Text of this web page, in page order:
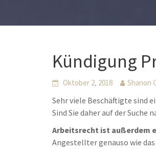
Kündigung
Oktober 2, 2018 Shanon
Sehr viele Beschäftigte sind
Sind Sie daher auf der Suche
Arbeitsrecht ist außerdem
Angestellter genauso wie